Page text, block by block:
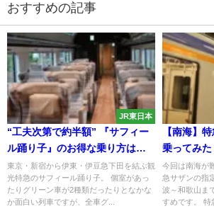
おすすめの記事
JR東日本
“工夫次第で約半額” 『サフィー
ル踊り子』のお得な乗り方はこ
れだ！ 座席はどこがおすすめ？
東京・新宿から伊東・伊豆急下田を結ぶ観
光特急のサフィール踊り子。 個室があっ
たりグリーン車が2種類だったりとなかな
か面白い列車ですが、全車グ...
【南海】
乗ってみ
快適に移
今回は南海が
急サザンの指
波～和歌山ま
すめです。 特